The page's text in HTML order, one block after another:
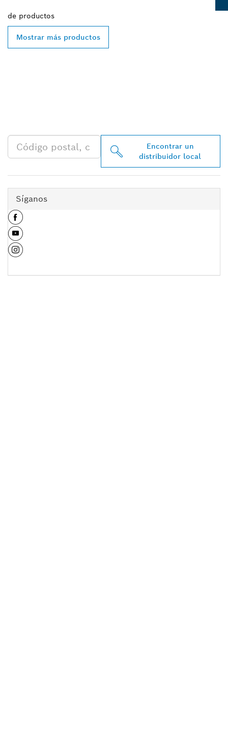
de productos
Mostrar más productos
Encontrar un
distribuidor local
Síganos